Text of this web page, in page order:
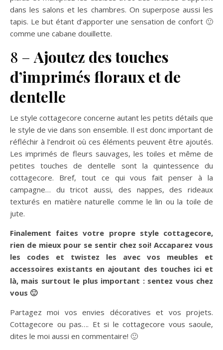
dans les salons et les chambres. On superpose aussi les
tapis. Le but étant d’apporter une sensation de confort 🙂
comme une cabane douillette.
8 –Ajoutez des touches
d’imprimés floraux et de
dentelle
Le style cottagecore concerne autant les petits détails que
le style de vie dans son ensemble. Il est donc important de
réfléchir à l’endroit où ces éléments peuvent être ajoutés.
Les imprimés de fleurs sauvages, les toiles et même de
petites touches de dentelle sont la quintessence du
cottagecore. Bref, tout ce qui vous fait penser à la
campagne… du tricot aussi, des nappes, des rideaux
texturés en matière naturelle comme le lin ou la toile de
jute.
Finalement faites votre propre style cottagecore,
rien de mieux pour se sentir chez soi! Accaparez vous
les codes et twistez les avec vos meubles et
accessoires existants en ajoutant des touches ici et
là, mais surtout le plus important : sentez vous chez
vous 🙂
Partagez moi vos envies décoratives et vos projets.
Cottagecore ou pas…. Et si le cottagecore vous saoule,
dites le moi aussi en commentaire! 🙂